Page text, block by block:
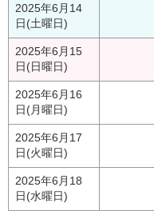
2025年6月14
日(土曜日)
2025年6月15
日(日曜日)
2025年6月16
日(月曜日)
2025年6月17
日(火曜日)
2025年6月18
日(水曜日)